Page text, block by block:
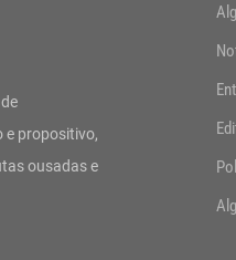
e propositivo,
ousadas e